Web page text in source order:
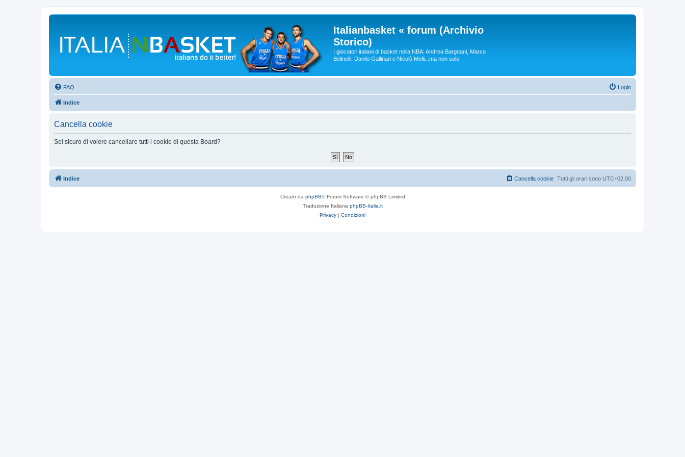
Italianbasket « forum (Archivio
Storico)
I giocatori italiani di basket nella NBA: Andrea Bargnani, Marco
Belinelli, Danilo Gallinari e Nicolò Melli...ma non solo
FAQ Login
Indice
Cancella cookie
Sei sicuro di volere cancellare tutti i cookie di questa Board?
Indice Tutti gli orari sono UTC+02:00
Cancella cookie
Creato da phpBB® Forum Software © phpBB Limited
Traduzione Italiana phpBB-Italia.it
Privacy | Condizioni